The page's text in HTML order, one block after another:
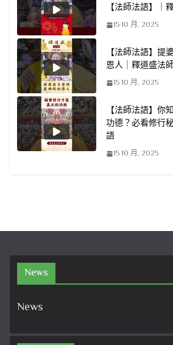
【法師法語】｜
15 10 月, 2025
【法師法語】提
恩人｜釋道盛法
15 10 月, 2025
【法師法語】你
功德？必看修行
語
15 10 月, 2025
News
News